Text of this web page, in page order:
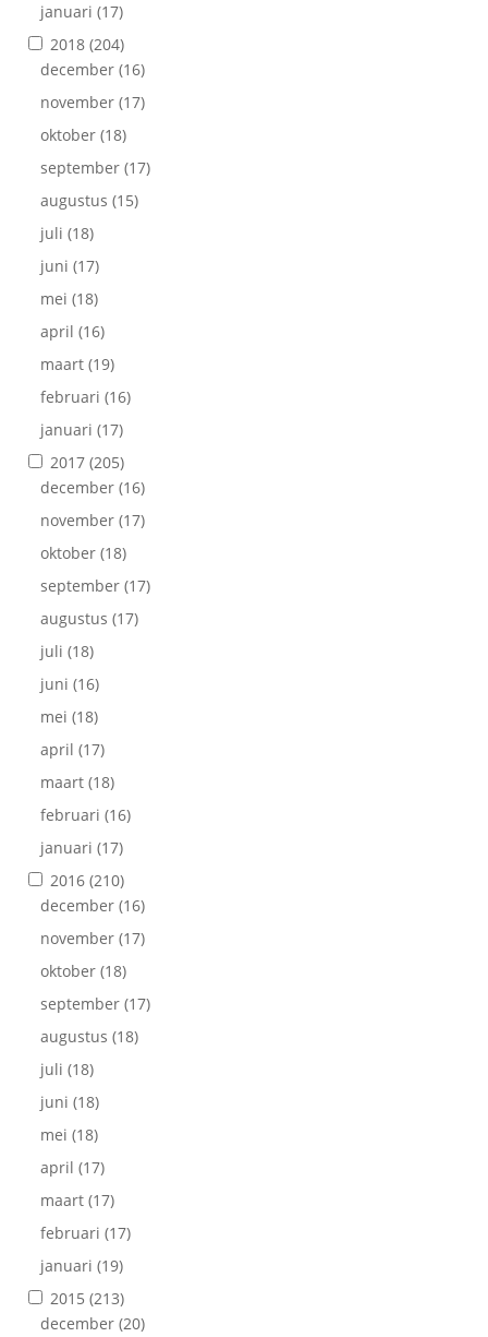
januari (17)
2018 (204)
december (16)
november (17)
oktober (18)
september (17)
augustus (15)
juli (18)
juni (17)
mei (18)
april (16)
maart (19)
februari (16)
januari (17)
2017 (205)
december (16)
november (17)
oktober (18)
september (17)
augustus (17)
juli (18)
juni (16)
mei (18)
april (17)
maart (18)
februari (16)
januari (17)
2016 (210)
december (16)
november (17)
oktober (18)
september (17)
augustus (18)
juli (18)
juni (18)
mei (18)
april (17)
maart (17)
februari (17)
januari (19)
2015 (213)
december (20)